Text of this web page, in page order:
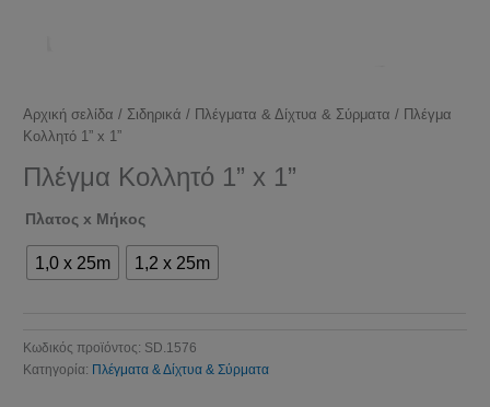
Αρχική σελίδα / Σιδηρικά / Πλέγματα & Δίχτυα & Σύρματα / Πλέγμα
Κολλητό 1” x 1”
Πλέγμα Κολλητό 1” x 1”
Πλατος x Μήκος
1,0 x 25m 1,2 x 25m
Κωδικός προϊόντος: SD.1576
Κατηγορία: Πλέγματα & Δίχτυα & Σύρματα